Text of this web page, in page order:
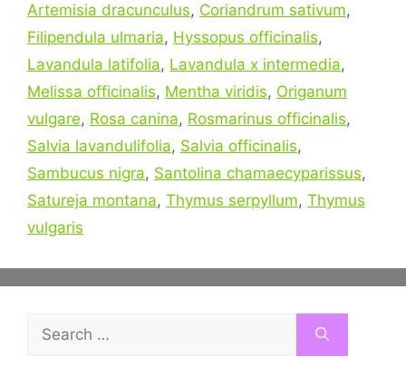
Artemisia dracunculus, Coriandrum sativum,
Filipendula ulmaria, Hyssopus officinalis,
Lavandula latifolia, Lavandula x intermedia,
Melissa officinalis, Mentha viridis, Origanum
vulgare, Rosa canina, Rosmarinus officinalis,
Salvia lavandulifolia, Salvia officinalis,
Sambucus nigra, Santolina chamaecyparissus,
Satureja montana, Thymus serpyllum, Thymus
vulgaris
Search
for: